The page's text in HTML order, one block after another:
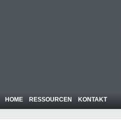
HOME RESSOURCEN KONTAKT